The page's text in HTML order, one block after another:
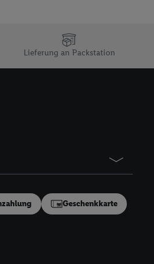
Lieferung an Packstation
Geschenkkarte